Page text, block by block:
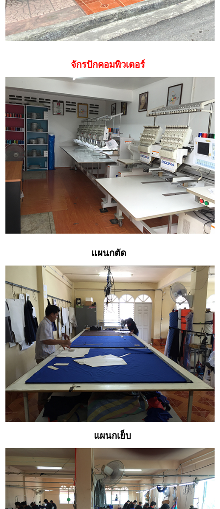
จักรปักคอมพิวเตอร์
แผนกตัด
แผนกเย็บ